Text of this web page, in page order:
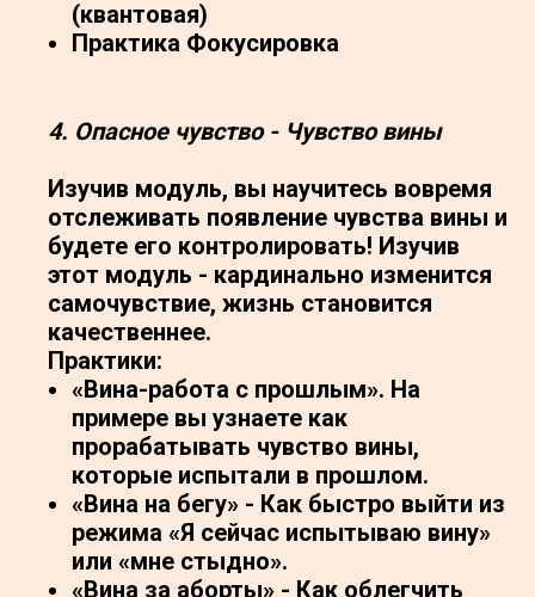
(квантовая)
Практика Фокусировка
4. Опасное чувство - Чувство вины
Изучив модуль, вы научитесь вовремя
отслеживать появление чувства вины и
будете его контролировать! Изучив
этот модуль - кардинально изменится
самочувствие, жизнь становится
качественнее.
Практики:
«Вина-работа с прошлым». На
примере вы узнаете как
прорабатывать чувство вины,
которые испытали в прошлом.
«Вина на бегу» - Как быстро выйти из
режима «Я сейчас испытываю вину»
или «мне стыдно».
«Вина за аборты» - Как облегчить